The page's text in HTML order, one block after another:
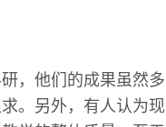
，他们的成果虽然多
。另外，有人认为现